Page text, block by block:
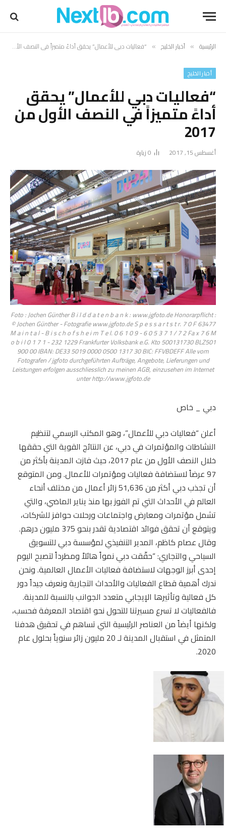
الرئيسية » أخبار الخليج » “فعاليات دبي للأعمال” يحقق أداءً متميزاً في النصف الأول من 2017
أخبار الخليج
“فعاليات دبي للأعمال” يحقق
أداءً متميزاً في النصف الأول من
2017
أغسطس 15, 2017 0زيارة
Foto : Jochen Günther B i l d d a t e n b a n k : www.jgfoto.de Honorarpflicht :
© Jochen Günther - Fotografie www.jgfoto.de S p e s s a r t s t r. 7 0 F 63477
M a i n t a l - B i s c h o f s h e i m T e l. 0 6 1 0 9 - 6 0 5 3 7 1 / 7 2 Fa x 7 6 M
o b i l 0 1 7 1 - 232 1229 Frankfurter Volksbank e.G. Kto 500131730 BLZ501
900 00 IBAN: DE33 5019 0000 0500 1317 30 BIC: FFVBDEFF Alle vom
Fotografen / jgfoto durchgeführten Aufträge, Angebote, Lieferungen und
Leistungen erfolgen ausschliesslich zu meinen AGB, einzusehen im Internet
unter http://www.jgfoto.de
دبي _ خاص
أعلن “فعاليات دبي للأعمال”، وهو المكتب الرسمي لتنظيم
النشاطات والمؤتمرات في دبي، عن النتائج القوية التي حققها
خلال النصف الأول من عام 2017، حيث فازت المدينة بأكثر من
97 عرضاً لاستضافة فعاليات ومؤتمرات للأعمال. ومن المتوقع
أن تجذب دبي أكثر من 51,636 زائر أعمال من مختلف أنحاء
العالم في الأحداث التي تم الفوز بها منذ يناير الماضي، والتي
تشمل مؤتمرات ومعارض واجتماعات ورحلات حوافز للشركات،
ويتوقع أن تحقق فوائد اقتصادية تقدر بنحو 375 مليون درهم.
وقال عصام كاظم، المدير التنفيذي لمؤسسة دبي للتسويق
السياحي والتجاري: “حقّقت دبي نمواً هائلاً ومطرداً لتصبح اليوم
إحدى أبرز الوجهات لاستضافة فعاليات الأعمال العالمية. ونحن
ندرك أهمية قطاع الفعاليات والأحداث التجارية ونعرف جيداً دور
كل فعالية وتأثيرها الإيجابي متعدد الجوانب بالنسبة للمدينة.
فالفعاليات لا تسرع مسيرتنا للتحول نحو اقتصاد المعرفة فحسب،
ولكنها أيضاً من العناصر الرئيسية التي تساهم في تحقيق هدفنا
المتمثل في استقبال المدينة لـ 20 مليون زائر سنوياً بحلول عام
2020.